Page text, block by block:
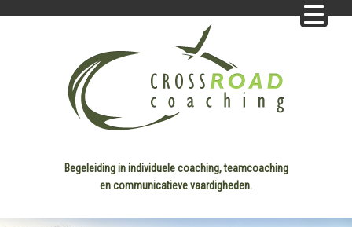
Begeleiding in individuele coaching, teamcoaching
en communicatieve vaardigheden.